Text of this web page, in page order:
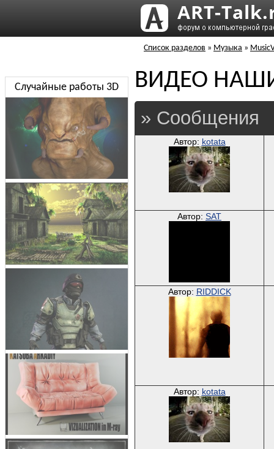
Список разделов » Музыка »
ВИДЕО
» Сообщения
Автор: kotata
Автор: SAT
Автор: RIDDICK
Автор: kotata
Случайные работы 3D